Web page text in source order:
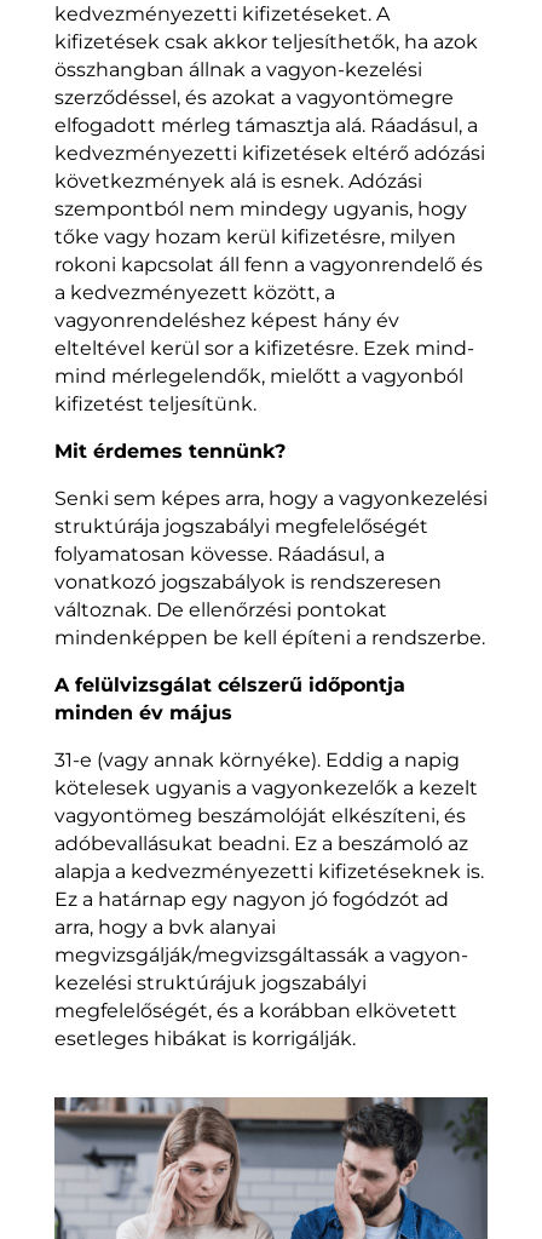
kedvezményezetti kifizetéseket. A
kifizetések csak akkor teljesíthetők, ha azok
összhangban állnak a vagyon-kezelési
szerződéssel, és azokat a vagyontömegre
elfogadott mérleg támasztja alá. Ráadásul, a
kedvezményezetti kifizetések eltérő adózási
következmények alá is esnek. Adózási
szempontból nem mindegy ugyanis, hogy
tőke vagy hozam kerül kifizetésre, milyen
rokoni kapcsolat áll fenn a vagyonrendelő és
a kedvezményezett között, a
vagyonrendeléshez képest hány év
elteltével kerül sor a kifizetésre. Ezek mind-
mind mérlegelendők, mielőtt a vagyonból
kifizetést teljesítünk.
Mit érdemes tennünk?
Senki sem képes arra, hogy a vagyonkezelési
struktúrája jogszabályi megfelelőségét
folyamatosan kövesse. Ráadásul, a
vonatkozó jogszabályok is rendszeresen
változnak. De ellenőrzési pontokat
mindenképpen be kell építeni a rendszerbe.
A felülvizsgálat célszerű időpontja
minden év május
31-e (vagy annak környéke). Eddig a napig
kötelesek ugyanis a vagyonkezelők a kezelt
vagyontömeg beszámolóját elkészíteni, és
adóbevallásukat beadni. Ez a beszámoló az
alapja a kedvezményezetti kifizetéseknek is.
Ez a határnap egy nagyon jó fogódzót ad
arra, hogy a bvk alanyai
megvizsgálják/megvizsgáltassák a vagyon-
kezelési struktúrájuk jogszabályi
megfelelőségét, és a korábban elkövetett
esetleges hibákat is korrigálják.